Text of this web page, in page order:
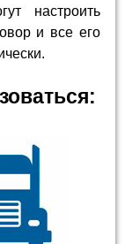
настроить
и все его